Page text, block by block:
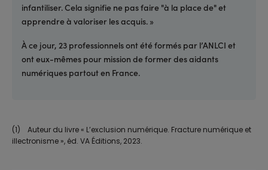
infantiliser. Cela signifie ne pas faire "à la place de" et
apprendre à valoriser les acquis. »
À ce jour, 23 professionnels ont été formés par l’ANLCI et
ont eux-mêmes pour mission de former des aidants
numériques partout en France.
(1) Auteur du livre « L’exclusion numérique. Fracture numérique et
illectronisme », éd. VA Éditions, 2023.